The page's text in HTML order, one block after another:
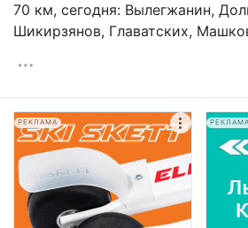
70 км, сегодня: Вылегжанин,
Шикирзянов, Главатских,
РЕКЛАМА РЕКЛАМА